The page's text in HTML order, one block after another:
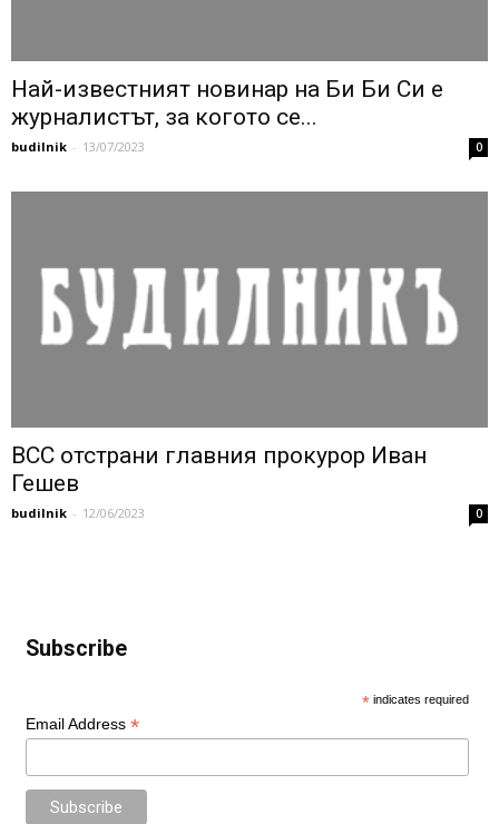
Най-известният новинар на Би Би Си е
журналистът, за когото се...
budilnik - 13/07/2023 0
ВСС отстрани главния прокурор Иван
Гешев
budilnik - 12/06/2023 0
Subscribe
* indicates required
Email Address *